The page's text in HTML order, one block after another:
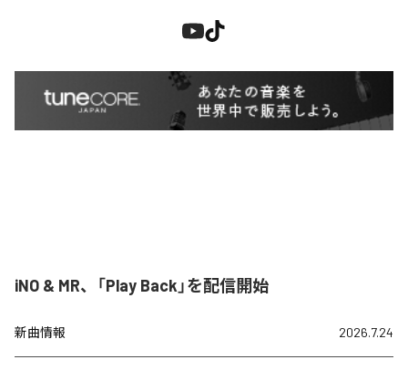
iNO & MR、「Play Back」を配信開始
新曲情報 2026.7.24